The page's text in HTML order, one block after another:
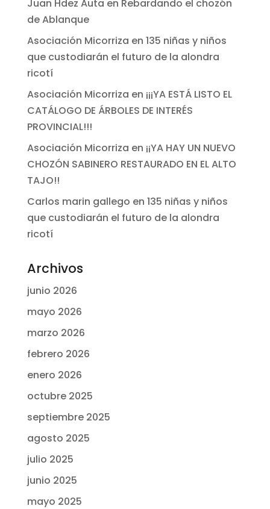
Juan Hdez Auta en Rebardando el chozón
de Ablanque
Asociación Micorriza en 135 niñas y niños
que custodiarán el futuro de la alondra
ricotí
Asociación Micorriza en ¡¡¡YA ESTÁ LISTO EL
CATÁLOGO DE ÁRBOLES DE INTERÉS
PROVINCIAL!!!
Asociación Micorriza en ¡¡YA HAY UN NUEVO
CHOZÓN SABINERO RESTAURADO EN EL ALTO
TAJO!!
Carlos marin gallego en 135 niñas y niños
que custodiarán el futuro de la alondra
ricotí
Archivos
junio 2026
mayo 2026
marzo 2026
febrero 2026
enero 2026
octubre 2025
septiembre 2025
agosto 2025
julio 2025
junio 2025
mayo 2025